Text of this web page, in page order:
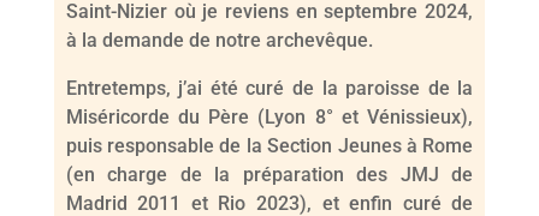
Saint-Nizier où je reviens en septembre 2024,
à la demande de notre archevêque.
Entretemps, j’ai été curé de la paroisse de la
Miséricorde du Père (Lyon 8° et Vénissieux),
puis responsable de la Section Jeunes à Rome
(en charge de la préparation des JMJ de
Madrid 2011 et Rio 2023), et enfin curé de